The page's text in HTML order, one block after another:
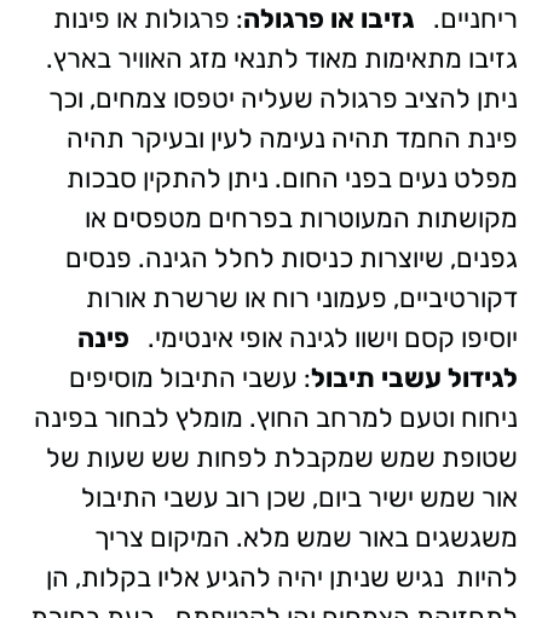
ריחניים. גזיבו או פרגולה: פרגולות או פינות
גזיבו מתאימות מאוד לתנאי מזג האוויר בארץ.
ניתן להציב פרגולה שעליה יטפסו צמחים, וכך
פינת החמד תהיה נעימה לעין ובעיקר תהיה
מפלט נעים בפני החום. ניתן להתקין סבכות
מקושתות המעוטרות בפרחים מטפסים או
גפנים, שיוצרות כניסות לחלל הגינה. פנסים
דקורטיביים, פעמוני רוח או שרשרת אורות
יוסיפו קסם וישוו לגינה אופי אינטימי. פינה
לגידול עשבי תיבול: עשבי התיבול מוסיפים
ניחוח וטעם למרחב החוץ. מומלץ לבחור בפינה
שטופת שמש שמקבלת לפחות שש שעות של
אור שמש ישיר ביום, שכן רוב עשבי התיבול
משגשגים באור שמש מלא. המיקום צריך
להיות נגיש שניתן יהיה להגיע אליו בקלות, הן